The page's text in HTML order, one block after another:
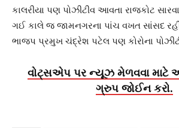
કાલરીયા પણ પોઝીટીવ આવતા રાજકોટ
ગઈ કાલે જ જામનગરના પાંચ વખત સાંસદ
ભાજપ પ્રમુખ ચંદ્રેશ પટેલ પણ કોરોના
વોટ્સએપ પર ન્યૂઝ મેળવવા માટે
ગ્રુપ જોઈન કરો.